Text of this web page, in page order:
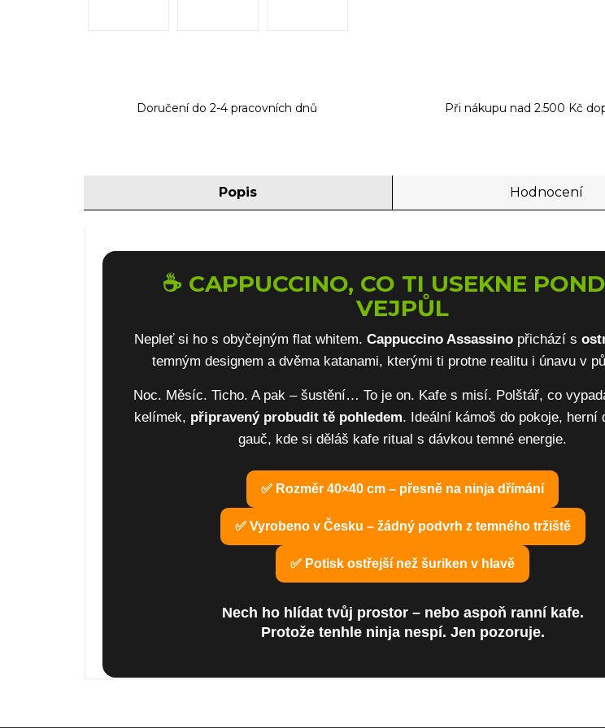
Doručení do 2-4 pracovních dnů Při nákupu nad 2.500 Kč
Popis Hodnocení
☕ CAPPUCCINO, CO TI USEKNE
VEJPŮL
Nepleť si ho s obyčejným flat whitem. Cappuccino Assassinopřichází s
temným designem a dvěma katanami, kterými ti protne realitu i únavu v
Noc. Měsíc. Ticho. A pak – šustění… To je on. Kafe s misí. Polštář, co
kelímek, připravený probudit tě pohledem. Ideální kámoš do pokoje, herní
gauč, kde si děláš kafe ritual s dávkou temné energie.
✅ Rozměr 40×40 cm – přesně na ninja dřímání
✅ Vyrobeno v Česku – žádný podvrh z temného tržiště
✅ Potisk ostřejší než šuriken v hlavě
Nech ho hlídat tvůj prostor – nebo aspoň ranní kafe.
Protože tenhle ninja nespí. Jen pozoruje.